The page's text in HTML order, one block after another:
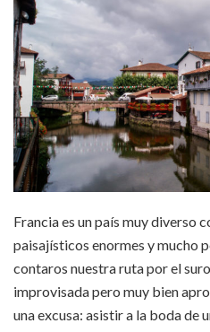
Francia es un país muy diverso
paisajísticos enormes y mucho
contaros nuestra ruta por el
improvisada pero muy bien
una excusa: asistir a la boda de